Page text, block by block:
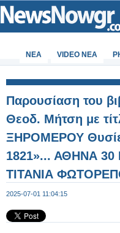
ΝΕΑ VIDEO NEA
Παρουσίαση του
Θεοδ. Μήτση με
ΞΗΡΟΜΕΡΟΥ
1821»... ΑΘΗΝΑ 30
ΤΙΤΑΝΙΑ
Κουβέλης -
2025-07-01 11:04:15